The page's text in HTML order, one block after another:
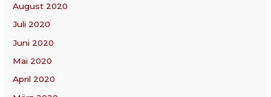
August 2020
Juli 2020
Juni 2020
Mai 2020
April 2020